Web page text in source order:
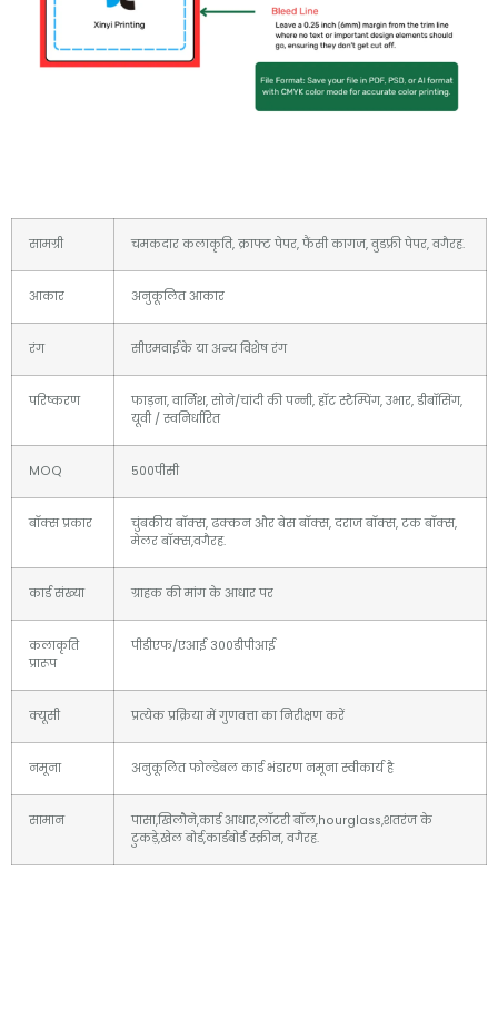
सामग्री चमकदार कलाकृति, क्राफ्ट पेपर, फैंसी कागज, वुडफ्री पेपर, वगैरह.
आकार अनुकूलित आकार
रंग सीएमवाईके या अन्य विशेष रंग
परिष्करण
फाड़ना, वार्निश, सोने/चांदी की पन्नी, हॉट स्टैम्पिंग, उभार, डीबॉसिंग,
यूवी / स्वनिर्धारित
MOQ 500पीसी
बॉक्स प्रकार
चुंबकीय बॉक्स, ढक्कन और बेस बॉक्स, दराज बॉक्स, टक बॉक्स,
मेलर बॉक्स,वगैरह.
कार्ड संख्या ग्राहक की मांग के आधार पर
कलाकृति
प्रारूप
पीडीएफ/एआई 300डीपीआई
क्यूसी प्रत्येक प्रक्रिया में गुणवत्ता का निरीक्षण करें
नमूना अनुकूलित फोल्डेबल कार्ड भंडारण नमूना स्वीकार्य है
सामान
पासा,खिलौने,कार्ड आधार,लॉटरी बॉल,hourglass,शतरंज के
टुकड़े,खेल बोर्ड,कार्डबोर्ड स्क्रीन, वगैरह.